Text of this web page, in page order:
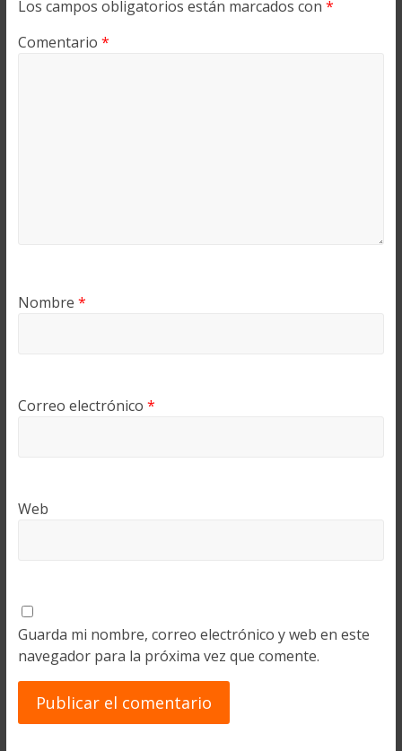
Los campos obligatorios están marcados con *
Comentario *
Nombre *
Correo electrónico *
Web
Guarda mi nombre, correo electrónico y web en este
navegador para la próxima vez que comente.